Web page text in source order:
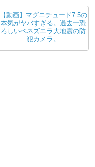
【動画】マグニチュード7.5の
本気がヤバすぎる。過去一恐
ろしいベネズエラ大地震の防
犯カメラ。